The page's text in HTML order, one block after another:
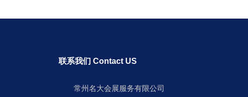
联系我们 Contact US
常州名大会展服务有限公司